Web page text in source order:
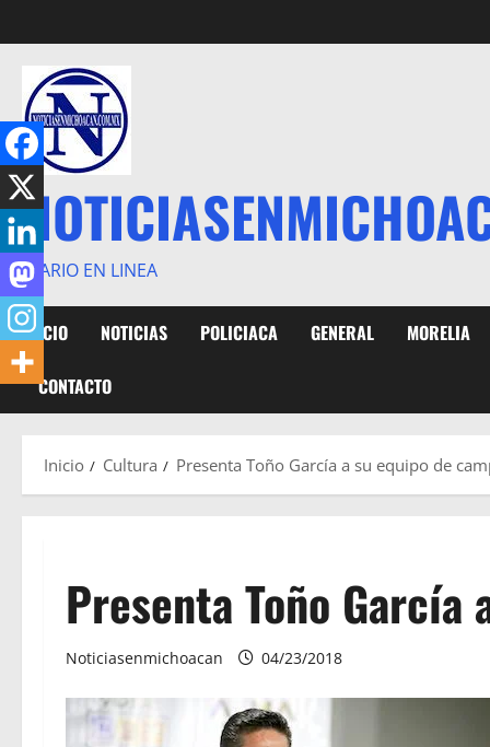
al
contenido
DIARIO EN LINEA
INICIO NOTICIAS POLICIACA GENERAL MORELIA
CONTACTO
Inicio Cultura Presenta Toño García a su equipo de
Presenta Toño García
Noticiasenmichoacan 04/23/2018